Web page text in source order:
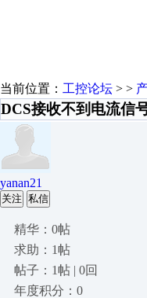
当前位置： 工控论坛 > >
DCS接收不到电流信
yanan21
关注 私信
精华：0帖
求助：1帖
帖子：1帖 | 0回
年度积分：0